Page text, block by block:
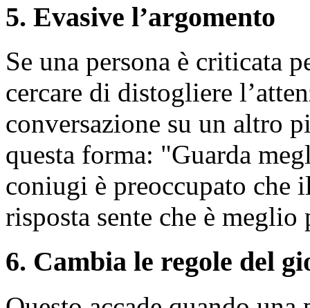
5. Evasive l’argomento
Se una persona è criticata
cercare di distogliere
conversazione su un altro
questa forma: "Guarda
coniugi è preoccupato che
risposta sente che è
6. Cambia le regole del